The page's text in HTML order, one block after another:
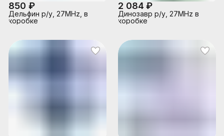
850 ₽
Дельфин р/у, 27MHz, в
коробке
2 084 ₽
Динозавр р/у, 27MHz в
коробке